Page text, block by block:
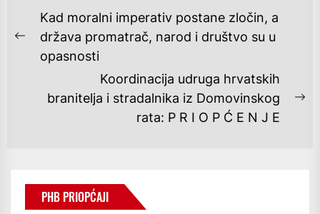
NAVIGACIJA
OBJAVA
Previous
post:
Kad moralni imperativ postane zločin, a
država promatrač, narod i društvo su u
opasnosti
Koordinacija udruga hrvatskih
branitelja i stradalnika iz Domovinskog
rata: P R I O P Ć E N J E
PHB PRIOPĆAJI